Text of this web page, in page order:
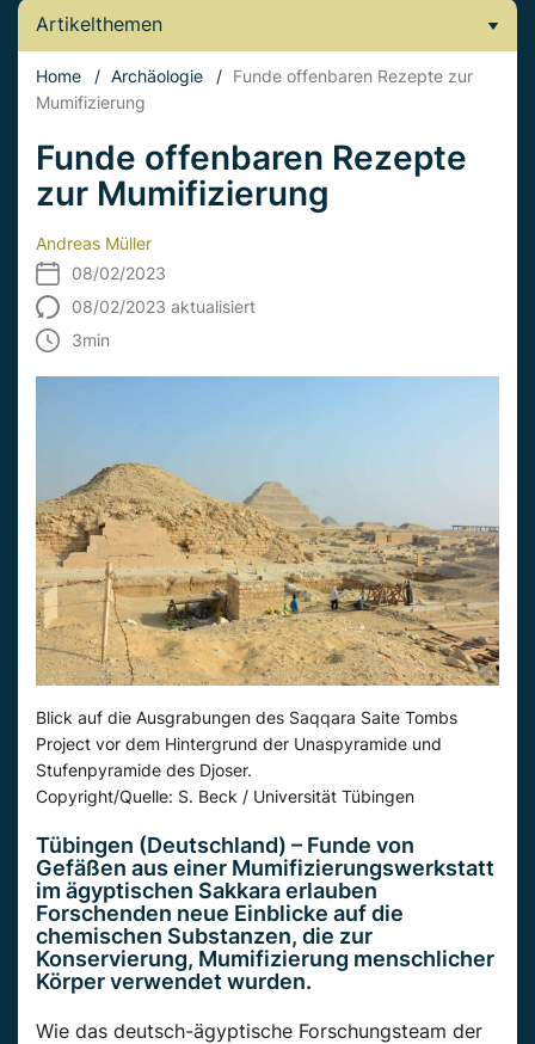
Artikelthemen
Home / Archäologie / Funde offenbaren Rezepte zur
Mumifizierung
Funde offenbaren Rezepte
zur Mumifizierung
Andreas Müller
08/02/2023
08/02/2023 aktualisiert
3min
Blick auf die Ausgrabungen des Saqqara Saite Tombs
Project vor dem Hintergrund der Unaspyramide und
Stufenpyramide des Djoser.
Copyright/Quelle: S. Beck / Universität Tübingen
Tübingen (Deutschland) – Funde von
Gefäßen aus einer Mumifizierungswerkstatt
im ägyptischen Sakkara erlauben
Forschenden neue Einblicke auf die
chemischen Substanzen, die zur
Konservierung, Mumifizierung menschlicher
Körper verwendet wurden.
Wie das deutsch-ägyptische Forschungsteam der